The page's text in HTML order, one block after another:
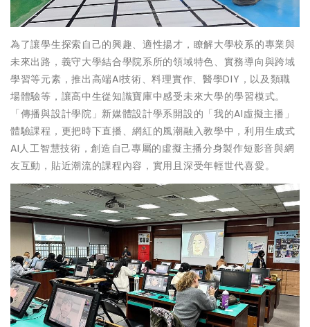
為了讓學生探索自己的興趣、適性揚才，瞭解大學校系的專業與
未來出路，義守大學結合學院系所的領域特色、實務導向與跨域
學習等元素，推出高端AI技術、料理實作、醫學DIY，以及類職
場體驗等，讓高中生從知識寶庫中感受未來大學的學習模式。
「傳播與設計學院」新媒體設計學系開設的「我的AI虛擬主播」
體驗課程，更把時下直播、網紅的風潮融入教學中，利用生成式
AI人工智慧技術，創造自己專屬的虛擬主播分身製作短影音與網
友互動，貼近潮流的課程內容，實用且深受年輕世代喜愛。